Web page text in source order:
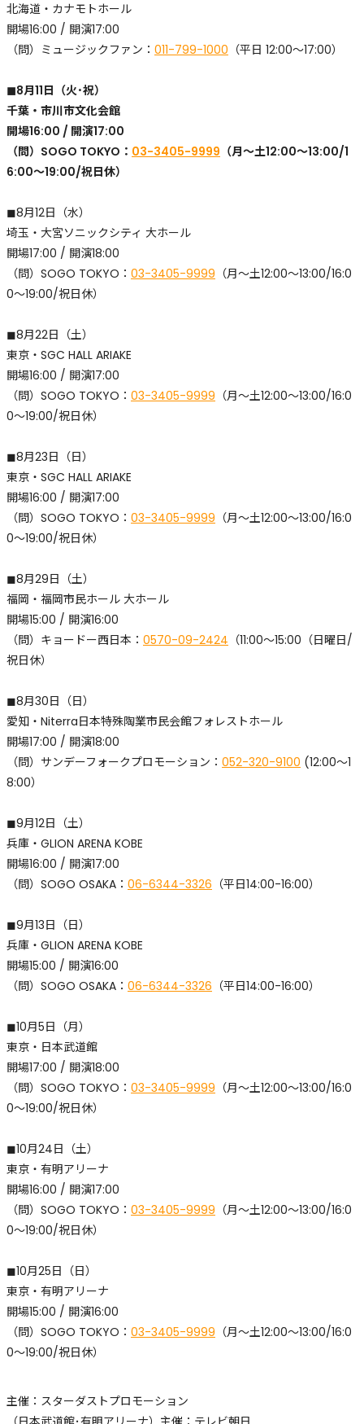
北海道・カナモトホール
開場16:00 / 開演17:00
​（問）ミュージックファン： 011-799-1000 （平日 12:00〜17:00）
◼︎8月11日（火･祝）
千葉・市川市文化会館
開場16:00 / 開演17:00
​（問）SOGO TOKYO： 03-3405-9999 （月〜土12:00〜13:00/1
6:00〜19:00/祝日休）
◼︎8月12日（水）
埼玉・大宮ソニックシティ 大ホール
開場17:00 / 開演18:00
​（問）SOGO TOKYO： 03-3405-9999 （月〜土12:00〜13:00/16:0
0〜19:00/祝日休）
◼︎8月22日（土）
東京・SGC HALL ARIAKE
開場16:00 / 開演17:00
​（問）SOGO TOKYO： 03-3405-9999 （月〜土12:00〜13:00/16:0
0〜19:00/祝日休）
◼︎8月23日（日）
東京・SGC HALL ARIAKE
開場16:00 / 開演17:00
​（問）SOGO TOKYO： 03-3405-9999 （月〜土12:00〜13:00/16:0
0〜19:00/祝日休）
◼︎8月29日（土）
福岡・福岡市民ホール 大ホール
開場15:00 / 開演16:00
​（問）キョードー西日本： 0570-09-2424 （11:00～15:00（日曜日/
祝日休）
◼︎8月30日（日）
愛知・Niterra日本特殊陶業市民会館フォレストホール
開場17:00 / 開演18:00
​（問）サンデーフォークプロモーション： 052-320-9100 (12:00〜1
8:00）
◼︎9月12日（土）
兵庫・GLION ARENA KOBE
開場16:00 / 開演17:00
​（問）SOGO OSAKA： 06-6344-3326 （平日14:00-16:00）
◼︎9月13日（日）
兵庫・GLION ARENA KOBE
開場15:00 / 開演16:00
​（問）SOGO OSAKA： 06-6344-3326 （平日14:00-16:00）
◼︎10月5日（月）
東京・日本武道館
開場17:00 / 開演18:00
​（問）SOGO TOKYO： 03-3405-9999 （月〜土12:00〜13:00/16:0
0〜19:00/祝日休）
◼︎10月24日（土）
東京・有明アリーナ
開場16:00 / 開演17:00
​（問）SOGO TOKYO： 03-3405-9999 （月〜土12:00〜13:00/16:0
0〜19:00/祝日休）
◼︎10月25日（日）
東京・有明アリーナ
開場15:00 / 開演16:00
​（問）SOGO TOKYO： 03-3405-9999 （月〜土12:00〜13:00/16:0
0〜19:00/祝日休）
主催：スターダストプロモーション